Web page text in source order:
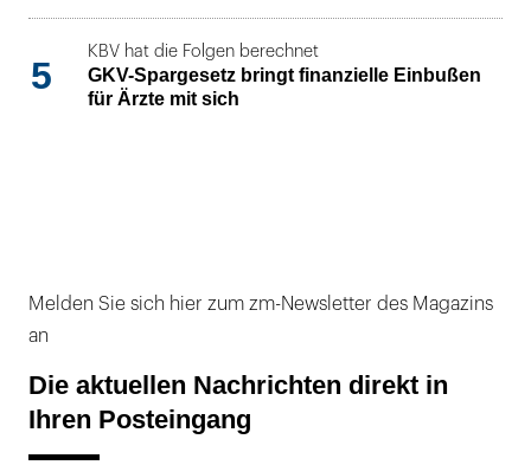
5
KBV hat die Folgen berechnet
GKV-Spargesetz bringt finanzielle Einbußen
für Ärzte mit sich
Melden Sie sich hier zum zm-Newsletter des Magazins
an
Die aktuellen Nachrichten direkt in
Ihren Posteingang